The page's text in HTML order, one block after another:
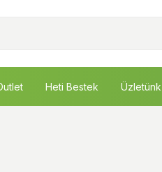
Heti Bestek Üzletünk